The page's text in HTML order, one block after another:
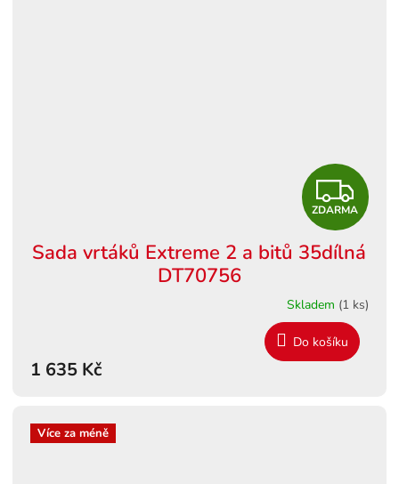
Z
D
A
R
M
ZDARMA
Sada vrtáků Extreme 2 a bitů 35dílná
DT70756
Skladem (1 ks)
1 635 Kč
Do košíku
Více za méně